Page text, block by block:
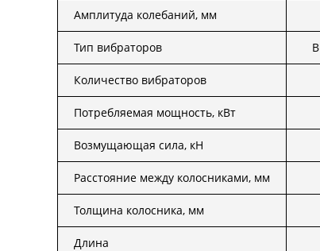
Амплитуда колебаний, мм
Тип вибраторов
Количество вибраторов
Потребляемая мощность, кВт
Возмущающая сила, кН
Расстояние между колосниками, мм
Толщина колосника, мм
Длина